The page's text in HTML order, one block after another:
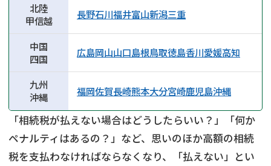
北陸
甲信越
長野石川福井富山新潟三重
中国
四国
広島岡山山口島根鳥取徳島香川愛媛高知
九州
沖縄
福岡佐賀長崎熊本大分宮崎鹿児島沖縄
「相続税が払えない場合はどうしたらいい？」「何か
ペナルティはあるの？」など、思いのほか高額の相続
税を支払わなければならなくなり、「払えない」とい